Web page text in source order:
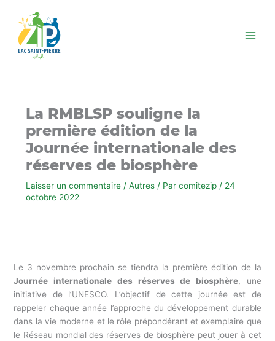
contenu
La RMBLSP souligne la
première édition de la
Journée internationale des
réserves de biosphère
Laisser un commentaire /Autres / Parcomitezip / 24
octobre 2022
Le 3 novembre prochain se tiendra la première édition de la
Journée internationale des réserves de biosphère, une
initiative de l’UNESCO. L’objectif de cette journée est de
rappeler chaque année l’approche du développement durable
dans la vie moderne et le rôle prépondérant et exemplaire que
le Réseau mondial des réserves de biosphère peut jouer à cet